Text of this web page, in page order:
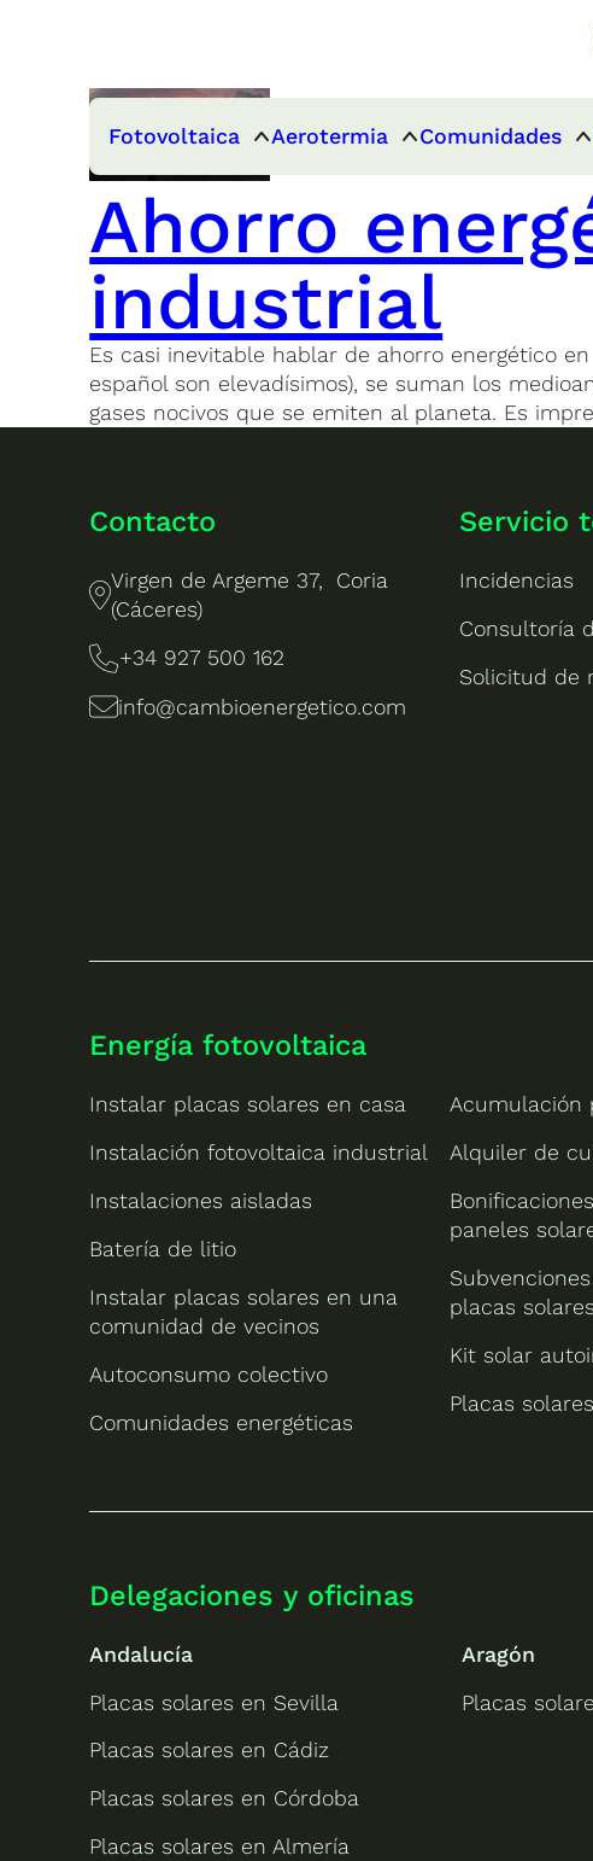
Fotovoltaica Aerotermia Comunidades
Ahorro
industrial
Es casi inevitable hablar de ahorro energético
español son elevadísimos), se suman los
gases nocivos que se emiten al planeta. Es
Contacto
Virgen de Argeme 37, Coria
(Cáceres)
+34 927 500 162
info@cambioenergetico.com
Servicio
Incidencias
Consultoría
Solicitud de
Energía fotovoltaica
Instalar placas solares en casa
Instalación fotovoltaica industrial
Instalaciones aisladas
Batería de litio
Instalar placas solares en una
comunidad de vecinos
Autoconsumo colectivo
Comunidades energéticas
Acumulación
Alquiler de
paneles
placas solares
Kit solar
Placas solares
Delegaciones y oficinas
Andalucía
Placas solares en Sevilla
Placas solares en Cádiz
Placas solares en Córdoba
Placas solares en Almería
Aragón
Placas